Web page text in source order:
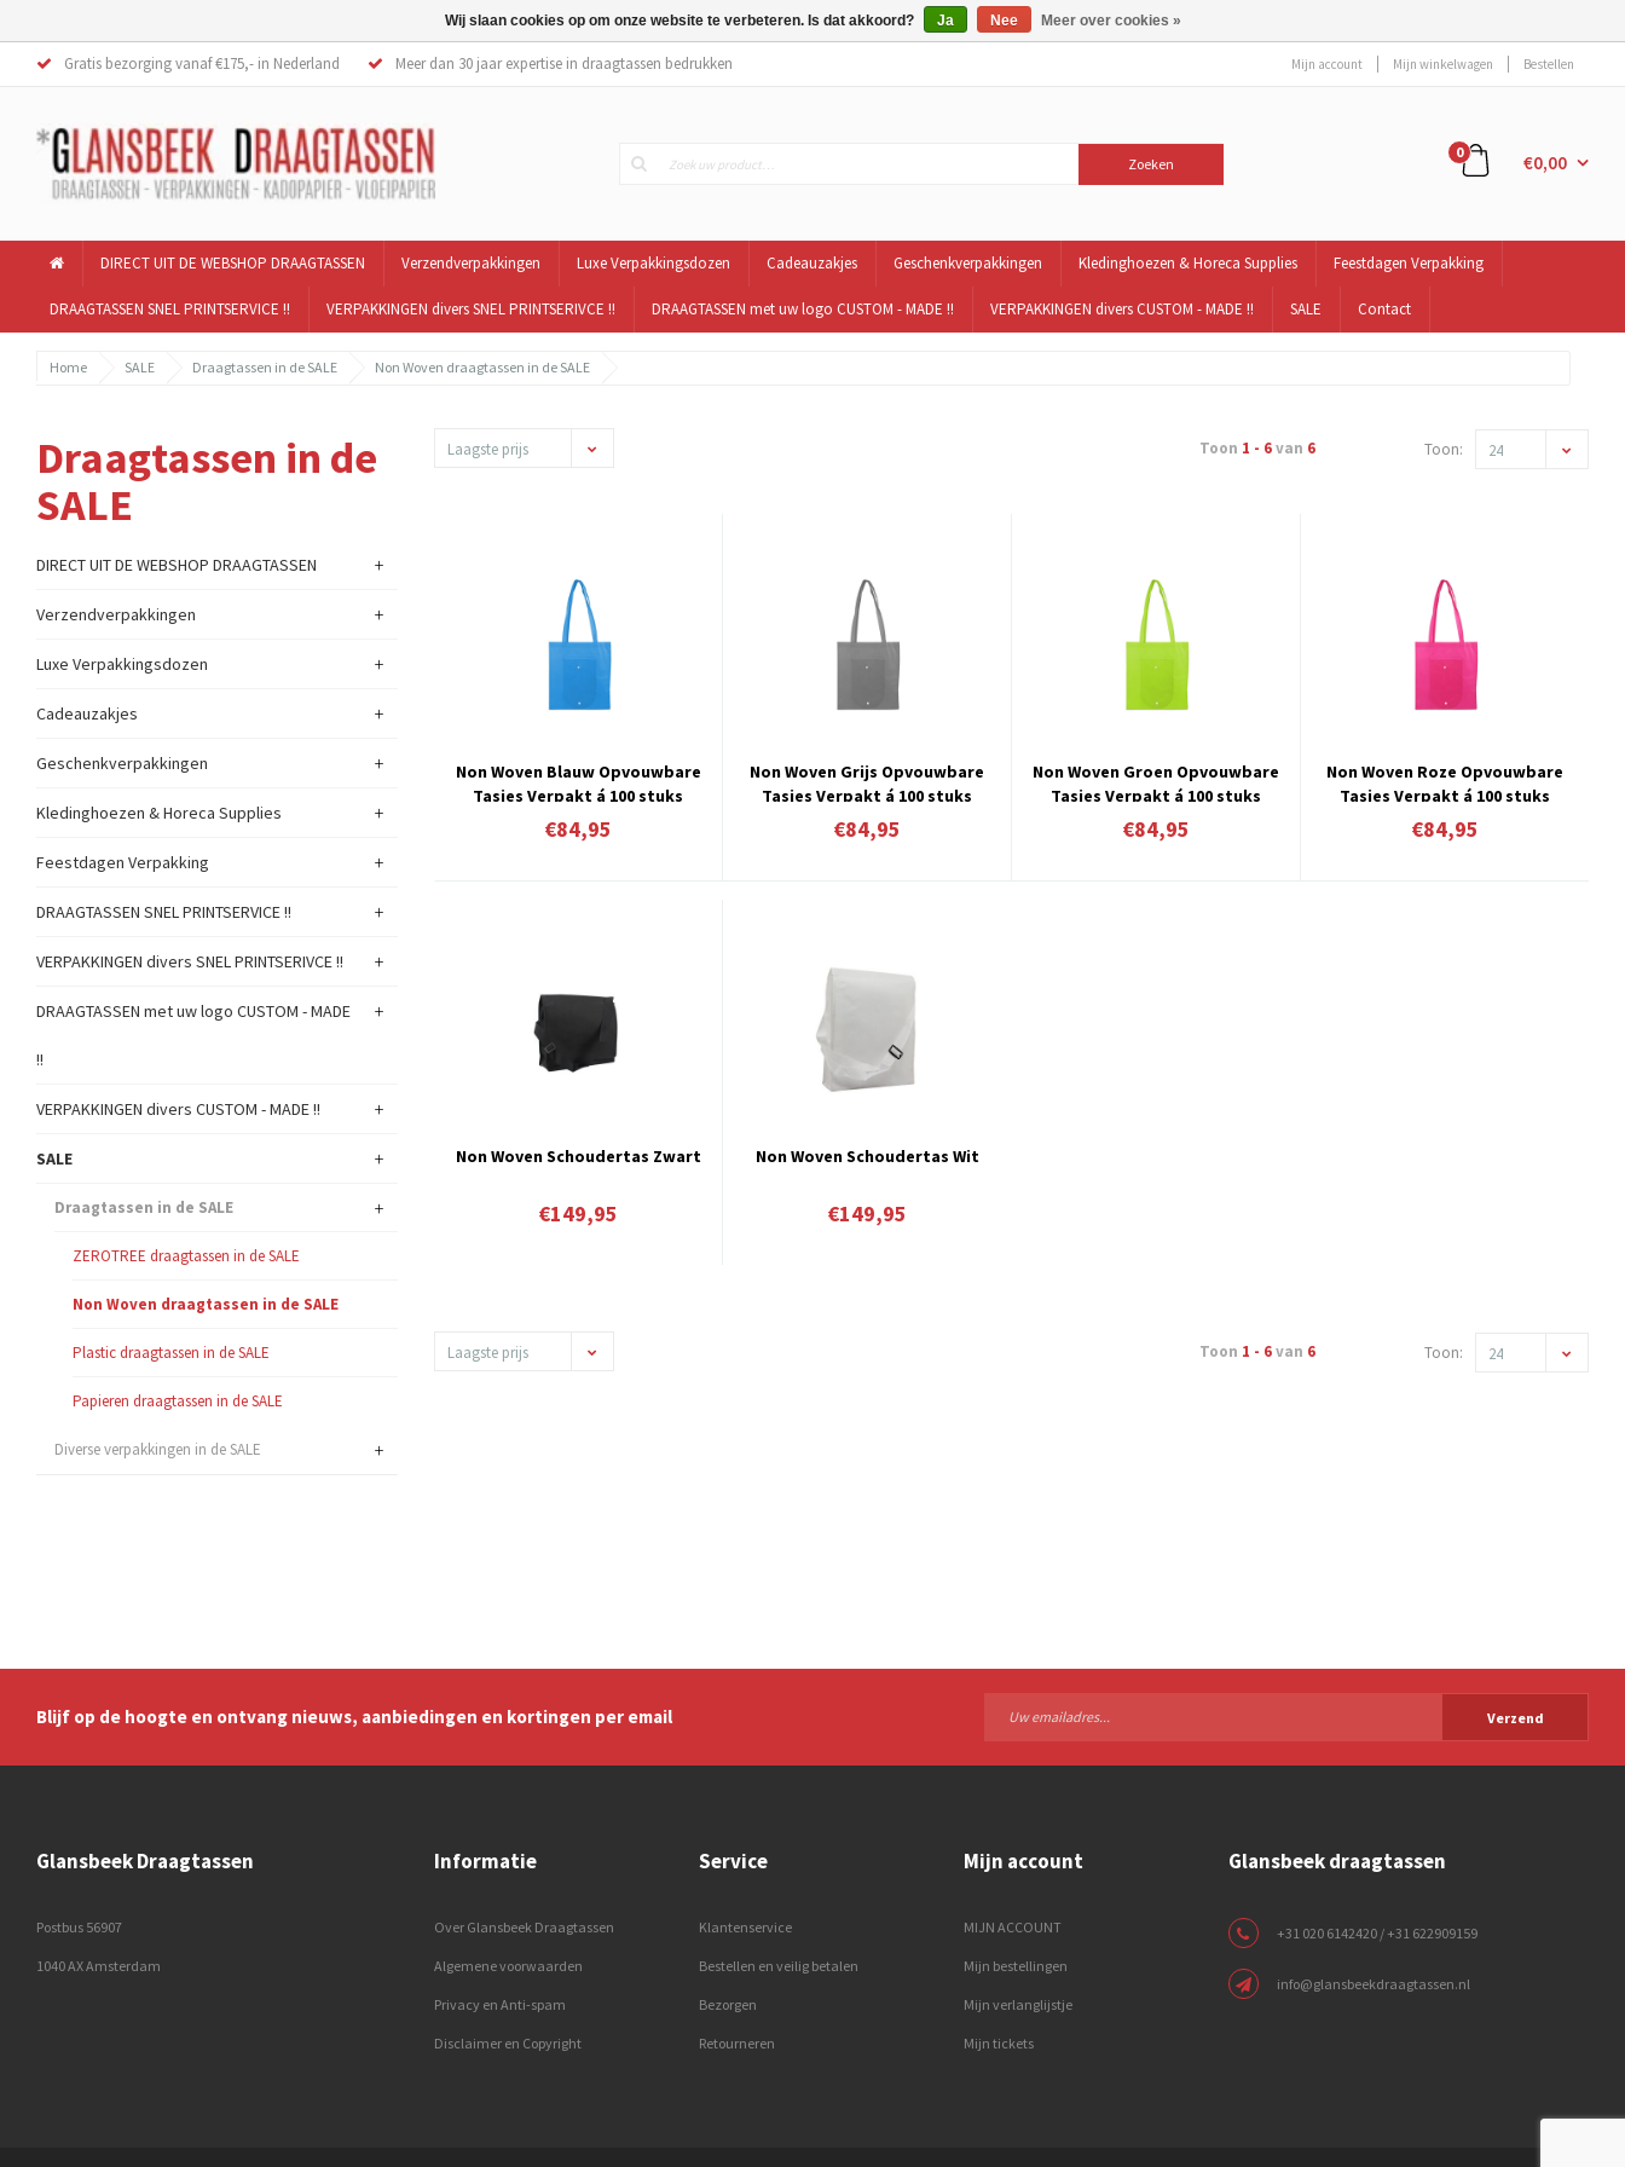
Gratis bezorging vanaf €175,- in Nederland Meer dan 30 jaar expertise in draagtassen bedrukken Mijn account Mijn winkelwagen Bestellen
Zoeken
0 €0,00
DIRECT UIT DE WEBSHOP DRAAGTASSEN Verzendverpakkingen Luxe Verpakkingsdozen Cadeauzakjes Geschenkverpakkingen Kledinghoezen & Horeca Supplies Feestdagen Verpakking
DRAAGTASSEN SNEL PRINTSERVICE !! VERPAKKINGEN divers SNEL PRINTSERIVCE !! DRAAGTASSEN met uw logo CUSTOM - MADE !! VERPAKKINGEN divers CUSTOM - MADE !! SALE Contact
Home SALE Draagtassen in de SALE Non Woven draagtassen in de SALE
Draagtassen in de
SALE
DIRECT UIT DE WEBSHOP DRAAGTASSEN +
Verzendverpakkingen +
Luxe Verpakkingsdozen +
Cadeauzakjes +
Geschenkverpakkingen +
Kledinghoezen & Horeca Supplies +
Feestdagen Verpakking +
DRAAGTASSEN SNEL PRINTSERVICE !! +
VERPAKKINGEN divers SNEL PRINTSERIVCE !! +
DRAAGTASSEN met uw logo CUSTOM - MADE
!!
+
VERPAKKINGEN divers CUSTOM - MADE !! +
SALE +
Draagtassen in de SALE +
ZEROTREE draagtassen in de SALE
Non Woven draagtassen in de SALE
Plastic draagtassen in de SALE
Papieren draagtassen in de SALE
Diverse verpakkingen in de SALE +
Laagste prijs Toon 1 - 6van 6 Toon: 24
Non Woven Blauw Opvouwbare
Tasjes Verpakt á 100 stuks
€84,95
Non Woven Grijs Opvouwbare
Tasjes Verpakt á 100 stuks
€84,95
Non Woven Groen Opvouwbare
Tasjes Verpakt á 100 stuks
€84,95
Non Woven Roze Opvouwbare
Tasjes Verpakt á 100 stuks
€84,95
Non Woven Schoudertas Zwart
€149,95
Non Woven Schoudertas Wit
€149,95
Laagste prijs Toon 1 - 6van 6 Toon: 24
Blijf op de hoogte en ontvang nieuws, aanbiedingen en kortingen per email Verzend
Glansbeek Draagtassen
Postbus 56907
1040 AX Amsterdam
Informatie
Over Glansbeek Draagtassen
Algemene voorwaarden
Privacy en Anti-spam
Disclaimer en Copyright
Service
Klantenservice
Bestellen en veilig betalen
Bezorgen
Retourneren
Mijn account
MIJN ACCOUNT
Mijn bestellingen
Mijn verlanglijstje
Mijn tickets
Glansbeek draagtassen
+31 020 6142420 / +31 622909159
info@glansbeekdraagtassen.nl
Wij slaan cookies op om onze website te verbeteren. Is dat akkoord? Ja Nee Meer over cookies »